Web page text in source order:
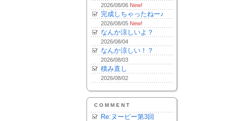
2026/08/06 New!
完成しちゃったねー♪
2026/08/05 New!
なんか涼しいよ？
2026/08/04
なんか涼しい！？
2026/08/03
積み直し
2026/08/02
COMMENT
Re:ヌーピー第3回